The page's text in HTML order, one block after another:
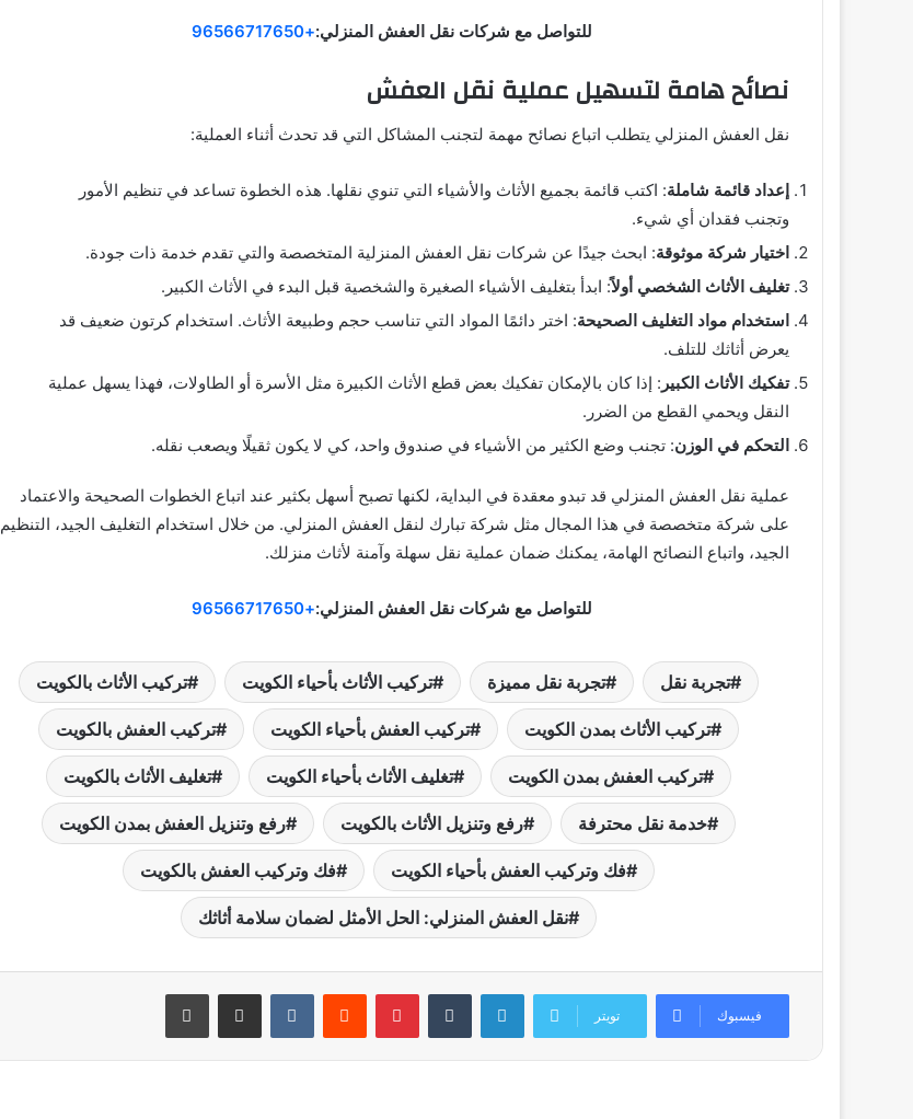
للتواصل مع شركات نقل العفش المنزلي:+96566717650
نصائح هامة لتسهيل عملية نقل العفش
نقل العفش المنزلي يتطلب اتباع نصائح مهمة لتجنب المشاكل التي قد تحدث أثناء العملية:
إعداد قائمة شاملة: اكتب قائمة بجميع الأثاث والأشياء التي تنوي نقلها. هذه الخطوة تساعد في تنظيم الأمور
وتجنب فقدان أي شيء.
اختيار شركة موثوقة: ابحث جيدًا عن شركات نقل العفش المنزلية المتخصصة والتي تقدم خدمة ذات جودة.
تغليف الأثاث الشخصي أولاً: ابدأ بتغليف الأشياء الصغيرة والشخصية قبل البدء في الأثاث الكبير.
استخدام مواد التغليف الصحيحة: اختر دائمًا المواد التي تناسب حجم وطبيعة الأثاث. استخدام كرتون ضعيف قد
يعرض أثاثك للتلف.
تفكيك الأثاث الكبير : إذا كان بالإمكان تفكيك بعض قطع الأثاث الكبيرة مثل الأسرة أو الطاولات، فهذا يسهل عملية
النقل ويحمي القطع من الضرر.
التحكم في الوزن: تجنب وضع الكثير من الأشياء في صندوق واحد، كي لا يكون ثقيلًا ويصعب نقله.
عملية نقل العفش المنزلي قد تبدو معقدة في البداية، لكنها تصبح أسهل بكثير عند اتباع الخطوات الصحيحة والاعتماد
على شركة متخصصة في هذا المجال مثل شركة تبارك لنقل العفش المنزلي. من خلال استخدام التغليف الجيد، التنظيم
الجيد، واتباع النصائح الهامة، يمكنك ضمان عملية نقل سهلة وآمنة لأثاث منزلك.
للتواصل مع شركات نقل العفش المنزلي:+96566717650
تجربة نقل تجربة نقل مميزة تركيب الأثاث بأحياء الكويت تركيب الأثاث بالكويت
تركيب الأثاث بمدن الكويت تركيب العفش بأحياء الكويت تركيب العفش بالكويت
تركيب العفش بمدن الكويت تغليف الأثاث بأحياء الكويت تغليف الأثاث بالكويت
خدمة نقل محترفة رفع وتنزيل الأثاث بالكويت رفع وتنزيل العفش بمدن الكويت
فك وتركيب العفش بأحياء الكويت فك وتركيب العفش بالكويت
نقل العفش المنزلي: الحل الأمثل لضمان سلامة أثاثك
فيسبوك تويتر
لينكدإن بينتيريست مشاركة عبر البريد طباعة
نقل عفش الجابرية بسهولة وأمان مع
شركة تبارك خدمات سريعة وموثوقة
شركة تبارك ل نقل العفش في سعد
شركة تبارك لنقل العفش في الكويت: